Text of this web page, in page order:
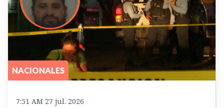
NACIONALES
7:51 AM 27 jul. 2026